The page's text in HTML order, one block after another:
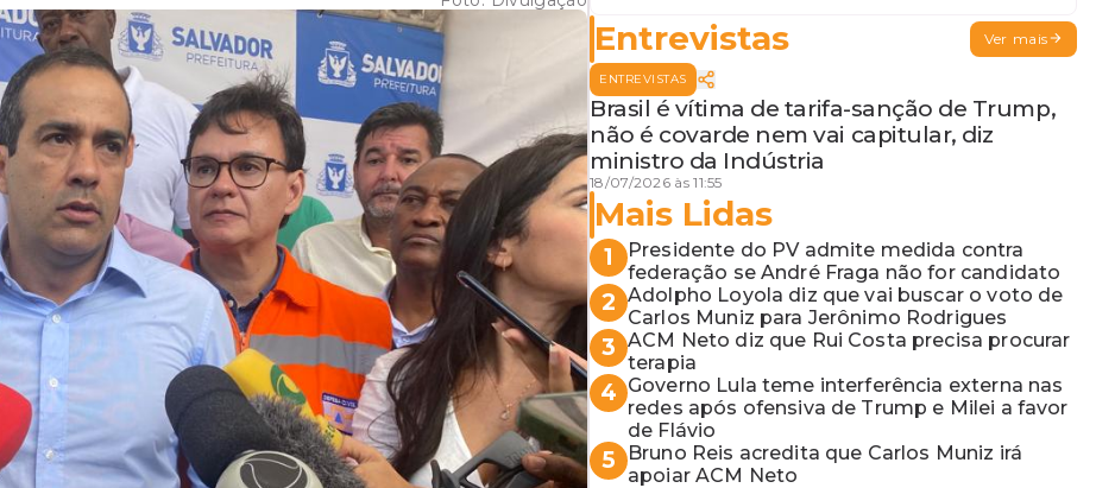
Entrevistas Ver mais
ENTREVISTAS
Brasil é vítima de tarifa-sanção de Trump,
não é covarde nem vai capitular, diz
ministro da Indústria
18/07/2026 às 11:55
Mais Lidas
1
Presidente do PV admite medida contra
federação se André Fraga não for candidato
2 Adolpho Loyola diz que vai buscar o voto de
Carlos Muniz para Jerônimo Rodrigues
3 ACM Neto diz que Rui Costa precisa procurar
terapia
4 Governo Lula teme interferência externa nas
redes após ofensiva de Trump e Milei a favor
de Flávio
5
Bruno Reis acredita que Carlos Muniz irá
apoiar ACM Neto